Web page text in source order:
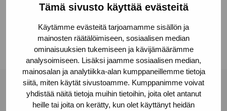
Tämä sivusto käyttää evästeitä
Käytämme evästeitä tarjoamamme sisällön ja
mainosten räätälöimiseen, sosiaalisen median
ominaisuuksien tukemiseen ja kävijämäärämme
analysoimiseen. Lisäksi jaamme sosiaalisen median,
mainosalan ja analytiikka-alan kumppaneillemme tietoja
siitä, miten käytät sivustoamme. Kumppanimme voivat
yhdistää näitä tietoja muihin tietoihin, joita olet antanut
heille tai joita on kerätty, kun olet käyttänyt heidän
Facebook
Linkedin
Stiftelsen Pro Artibus